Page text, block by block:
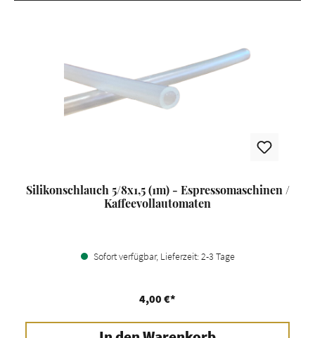
Silikonschlauch 5/8x1,5 (1m) - Espressomaschinen /
Kaffeevollautomaten
Sofort verfügbar, Lieferzeit: 2-3 Tage
4,00 €*